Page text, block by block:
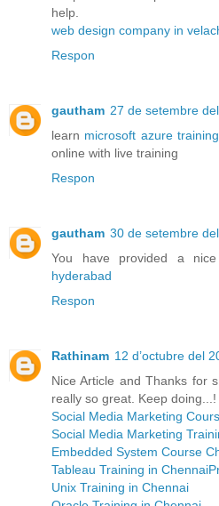
help.
web design company in
Respon
gautham 27 de setembre
learn microsoft azure training
online with live training
Respon
gautham 30 de setembre
You have provided a
hyderabad
Respon
Rathinam 12 d’octubre del
Nice Article and Thanks for
really so great. Keep doing...!
Social Media Marketing
Social Media Marketing
Embedded System Course
Tableau Training in Chennai
Unix Training in Chennai